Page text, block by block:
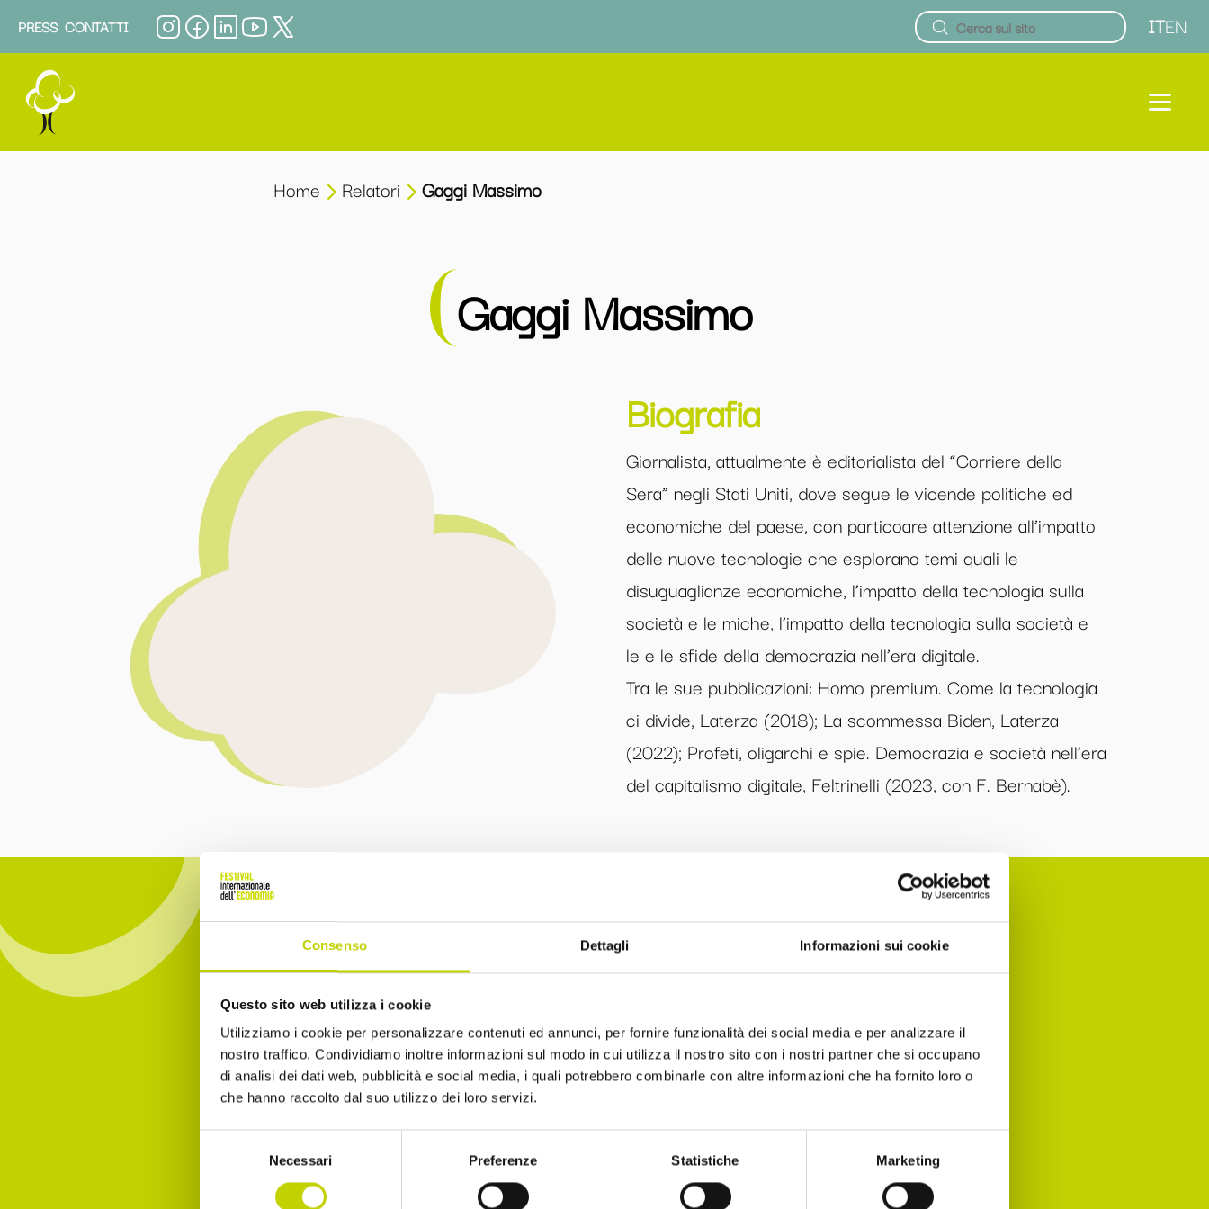
Consenso Dettagli Informazioni sui cookie
Questo sito web utilizza i cookie
Utilizziamo i cookie per personalizzare contenuti ed annunci, per fornire funzionalità dei social media e per analizzare il
nostro traffico. Condividiamo inoltre informazioni sul modo in cui utilizza il nostro sito con i nostri partner che si occupano
di analisi dei dati web, pubblicità e social media, i quali potrebbero combinarle con altre informazioni che ha fornito loro o
che hanno raccolto dal suo utilizzo dei loro servizi.
Necessari Preferenze Statistiche Marketing
PRESS CONTATTI ITEN
Home Relatori Gaggi Massimo
Gaggi Massimo
Biografia
Giornalista, attualmente è editorialista del “Corriere della
Sera” negli Stati Uniti, dove segue le vicende politiche ed
economiche del paese, con particoare attenzione all’impatto
delle nuove tecnologie che esplorano temi quali le
disuguaglianze economiche, l’impatto della tecnologia sulla
società e le miche, l’impatto della tecnologia sulla società e
le e le sfide della democrazia nell’era digitale.
Tra le sue pubblicazioni: Homo premium. Come la tecnologia
ci divide, Laterza (2018); La scommessa Biden, Laterza
(2022); Profeti, oligarchi e spie. Democrazia e società nell’era
del capitalismo digitale, Feltrinelli (2023, con F. Bernabè).
La Newsletter del Festival
Iscriviti alla Newsletter del Festival Internazionale dell’Economia per
essere sempre informato sulle novità e gli appuntamenti in agenda!
Email
Dichiaro di avere più di 14 anni